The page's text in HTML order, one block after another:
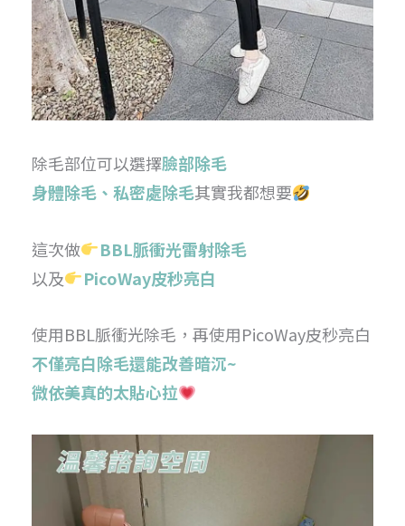
除毛部位可以選擇臉部除毛
身體除毛、私密處除毛其實我都想要
這次做
BBL脈衝光雷射除毛
以及
PicoWay皮秒亮白
使用BBL脈衝光除毛，再使用PicoWay皮秒亮白
不僅亮白除毛還能改善暗沉~
微依美真的太貼心拉